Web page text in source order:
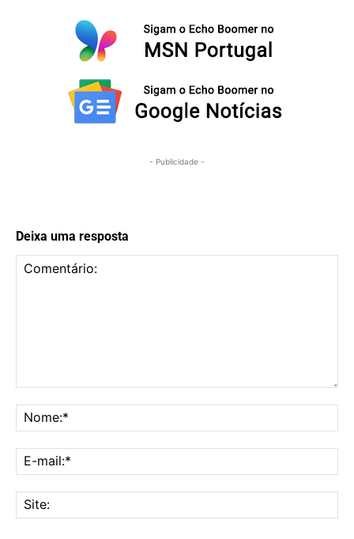
- Publicidade -
Deixa uma resposta